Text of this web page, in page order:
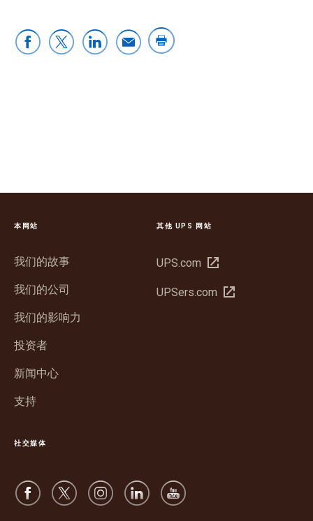
本网站
我们的故事
我们的公司
我们的影响力
投资者
新闻中心
支持
其他 UPS 网站
UPS.com 在
窗
UPSers.com 在
社交媒体